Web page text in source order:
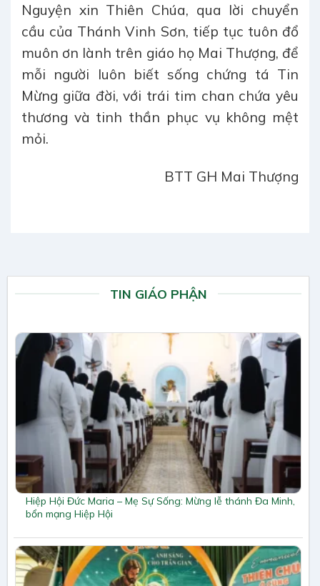
Nguyện xin Thiên Chúa, qua lời chuyển
cầu của Thánh Vinh Sơn, tiếp tục tuôn đổ
muôn ơn lành trên giáo họ Mai Thượng, để
mỗi người luôn biết sống chứng tá Tin
Mừng giữa đời, với trái tim chan chứa yêu
thương và tinh thần phục vụ không mệt
mỏi.
BTT GH Mai Thượng
TIN GIÁO PHẬN
Hiệp Hội Đức Maria – Mẹ Sự Sống: Mừng lễ thánh Đa Minh,
bổn mạng Hiệp Hội